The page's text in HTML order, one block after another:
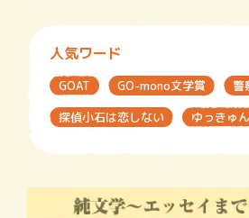
人気ワード
GOAT GO-mono文学賞
警
探偵小石は恋しない
ゆっきゅん